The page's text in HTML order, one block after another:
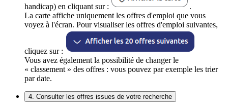
handicap) en cliquant sur :
.
La carte affiche uniquement les offres d'emploi que vous
voyez à l'écran. Pour visualiser les offres d'emploi suivantes,
cliquez sur :
Vous avez également la possibilité de changer le
« classement » des offres : vous pouvez par exemple les trier
par date.
4. Consulter les offres issues de votre recherche